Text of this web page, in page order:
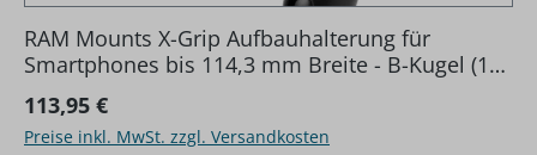
RAM Mounts X-Grip Aufbauhalterung für
Smartphones bis 114,3 mm Breite - B-Kugel (1
Zoll), Diamond-Basisplatte (Trapez), mittlerer
Verbindungsarm
Regulärer Preis:
113,95 €
Preise inkl. MwSt. zzgl. Versandkosten